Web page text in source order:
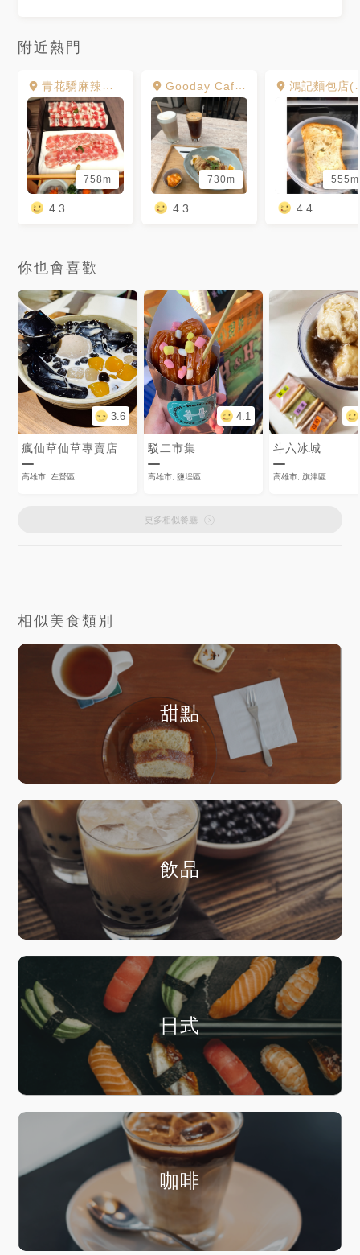
附近熱門
青花驕麻辣鍋高雄台鋁店
758m
4.3
Gooday Cafe & Roof
730m
4.3
鴻記麵包店(江鳥言己麥面包店)
555m
4.4
你也會喜歡
3.6
瘋仙草仙草專賣店
高雄市, 左營區
4.1
駁二市集
高雄市, 鹽埕區
斗六冰城
高雄市, 旗津區
更多相似餐廳
相似美食類別
甜點
飲品
日式
咖啡